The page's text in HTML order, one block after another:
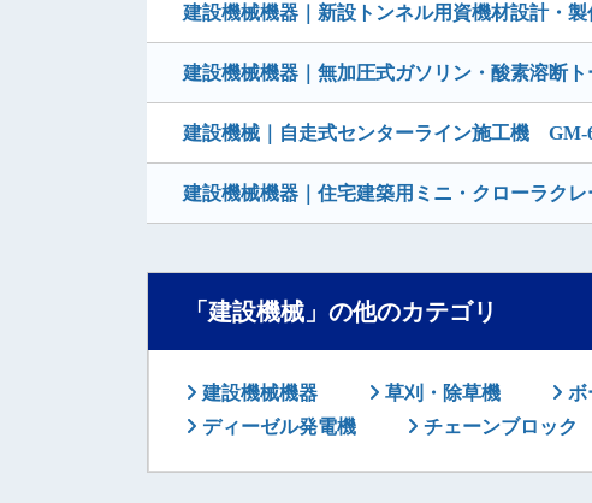
建設機械機器｜新設トンネル用資機材設計・
建設機械機器｜無加圧式ガソリン・酸素溶断
建設機械｜自走式センターライン施工機
建設機械機器｜住宅建築用ミニ・クローラク
「建設機械」の他のカテゴリ
建設機械機器 草刈・除草機 ボ
ディーゼル発電機
チェーンブロック